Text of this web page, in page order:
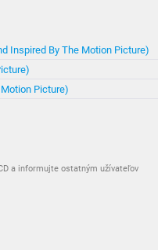
Inspired By The Motion Picture)
Picture)
a informujte ostatným užívateľov